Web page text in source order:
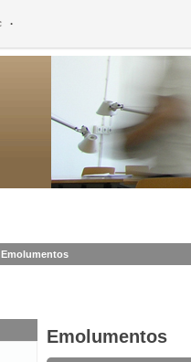
Emolumentos
Emolumentos